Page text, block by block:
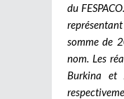
du
somme de
nom. Les
Burkina et